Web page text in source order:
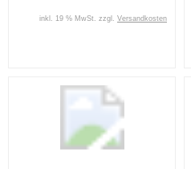
inkl. 19 % MwSt. zzgl. Versandkosten